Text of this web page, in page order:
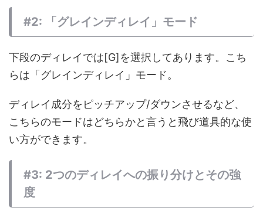
#2: 「グレインディレイ」モード
下段のディレイでは[G]を選択してあります。こち
らは「グレインディレイ」モード。
ディレイ成分をピッチアップ/ダウンさせるなど、
こちらのモードはどちらかと言うと飛び道具的な使
い方ができます。
#3: 2つのディレイへの振り分けとその強
度